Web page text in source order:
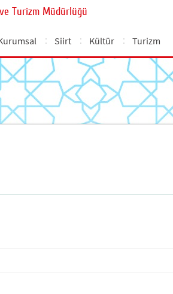
Turizm Müdürlüğü
Siirt Kültür Turizm